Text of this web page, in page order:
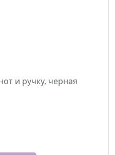
и ручку, черная